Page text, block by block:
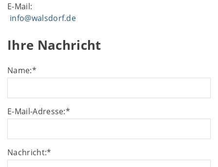
E-Mail:
info@walsdorf.de
Ihre Nachricht
Name:*
E-Mail-Adresse:*
Nachricht:*